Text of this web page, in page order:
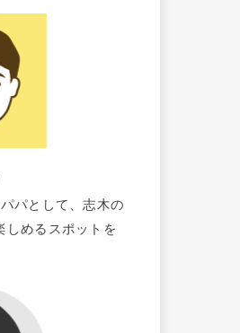
パとして、志木の
しめるスポットを